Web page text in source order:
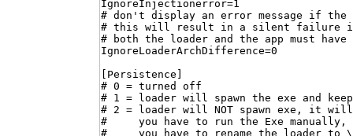
IgnoreInjectionerror=1
# don't display an error message if
# this will result in a silent failure
# both the loader and the app must
IgnoreLoaderArchDifference=0
[Persistence]
# 0 = turned off
# 1 = loader will spawn the exe and
# 2 = loader will NOT spawn exe, it will
#     you have to run the Exe
#     you have to rename the loader to